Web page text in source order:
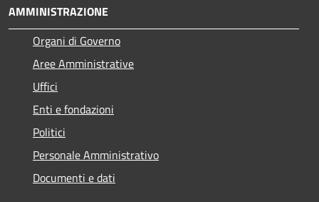
AMMINISTRAZIONE
Organi di Governo
Aree Amministrative
Uffici
Enti e fondazioni
Politici
Personale Amministrativo
Documenti e dati